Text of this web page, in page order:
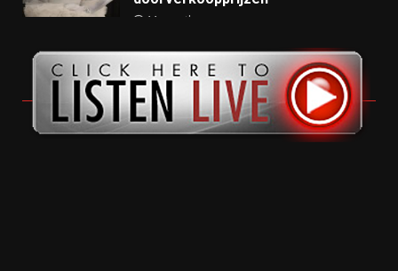
11 months ago